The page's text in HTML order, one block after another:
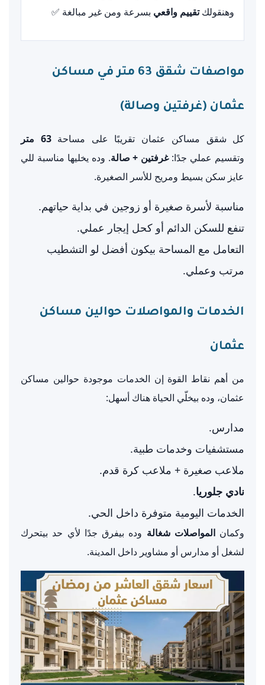
وهنقولكتقييم واقعي بسرعة ومن غير مبالغة ✅
مواصفات شقق 63 متر في مساكن
عثمان (غرفتين وصالة)
كل شقق مساكن عثمان تقريبًا على مساحة63 متر
وتقسيم عملي جدًا:غرفتين + صالة. وده يخليها مناسبة للي
عايز سكن بسيط ومريح للأسر الصغيرة.
مناسبة لأسرة صغيرة أو زوجين في بداية حياتهم.
تنفع للسكن الدائم أو كحل إيجار عملي.
التعامل مع المساحة بيكون أفضل لو التشطيب
مرتب وعملي.
الخدمات والمواصلات حوالين مساكن
عثمان
من أهم نقاط القوة إن الخدمات موجودة حوالين مساكن
عثمان، وده بيخلّي الحياة هناك أسهل:
مدارس.
مستشفيات وخدمات طبية.
ملاعب صغيرة + ملاعب كرة قدم.
نادي جلوريا.
الخدمات اليومية متوفرة داخل الحي.
وكمانالمواصلات شغالة وده بيفرق جدًا لأي حد بيتحرك
لشغل أو مدارس أو مشاوير داخل المدينة.